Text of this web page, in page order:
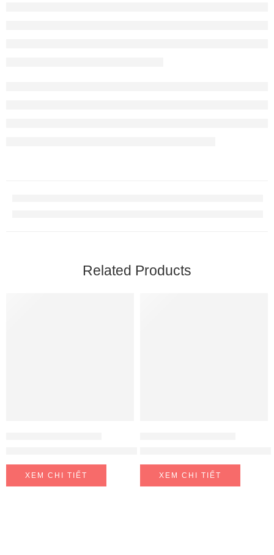
Related Products
XEM CHI TIẾT XEM CHI TIẾT